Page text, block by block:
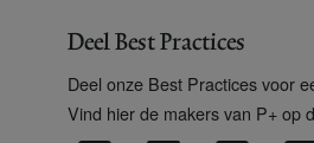
Deel Best Practices
Deel onze Best Practices voor
Vind hier de makers van P+ op